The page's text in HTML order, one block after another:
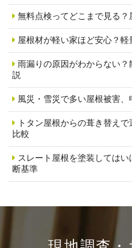
無料点検ってどこまで見る
屋根材が軽い家ほど安心？
雨漏りの原因がわからない
説
風災・雪災で多い屋根被害
トタン屋根からの葺き替え
比較
スレート屋根を塗装しては
断基準